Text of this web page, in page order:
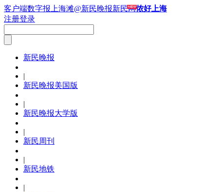
客户端数字报 上海滩@新民晚报新民网侬好上海
注册登录
新民晚报
|
新民晚报美国版
|
新民晚报大学版
|
新民周刊
|
新民地铁
|